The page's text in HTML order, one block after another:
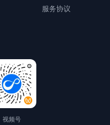
服务协议
视频号